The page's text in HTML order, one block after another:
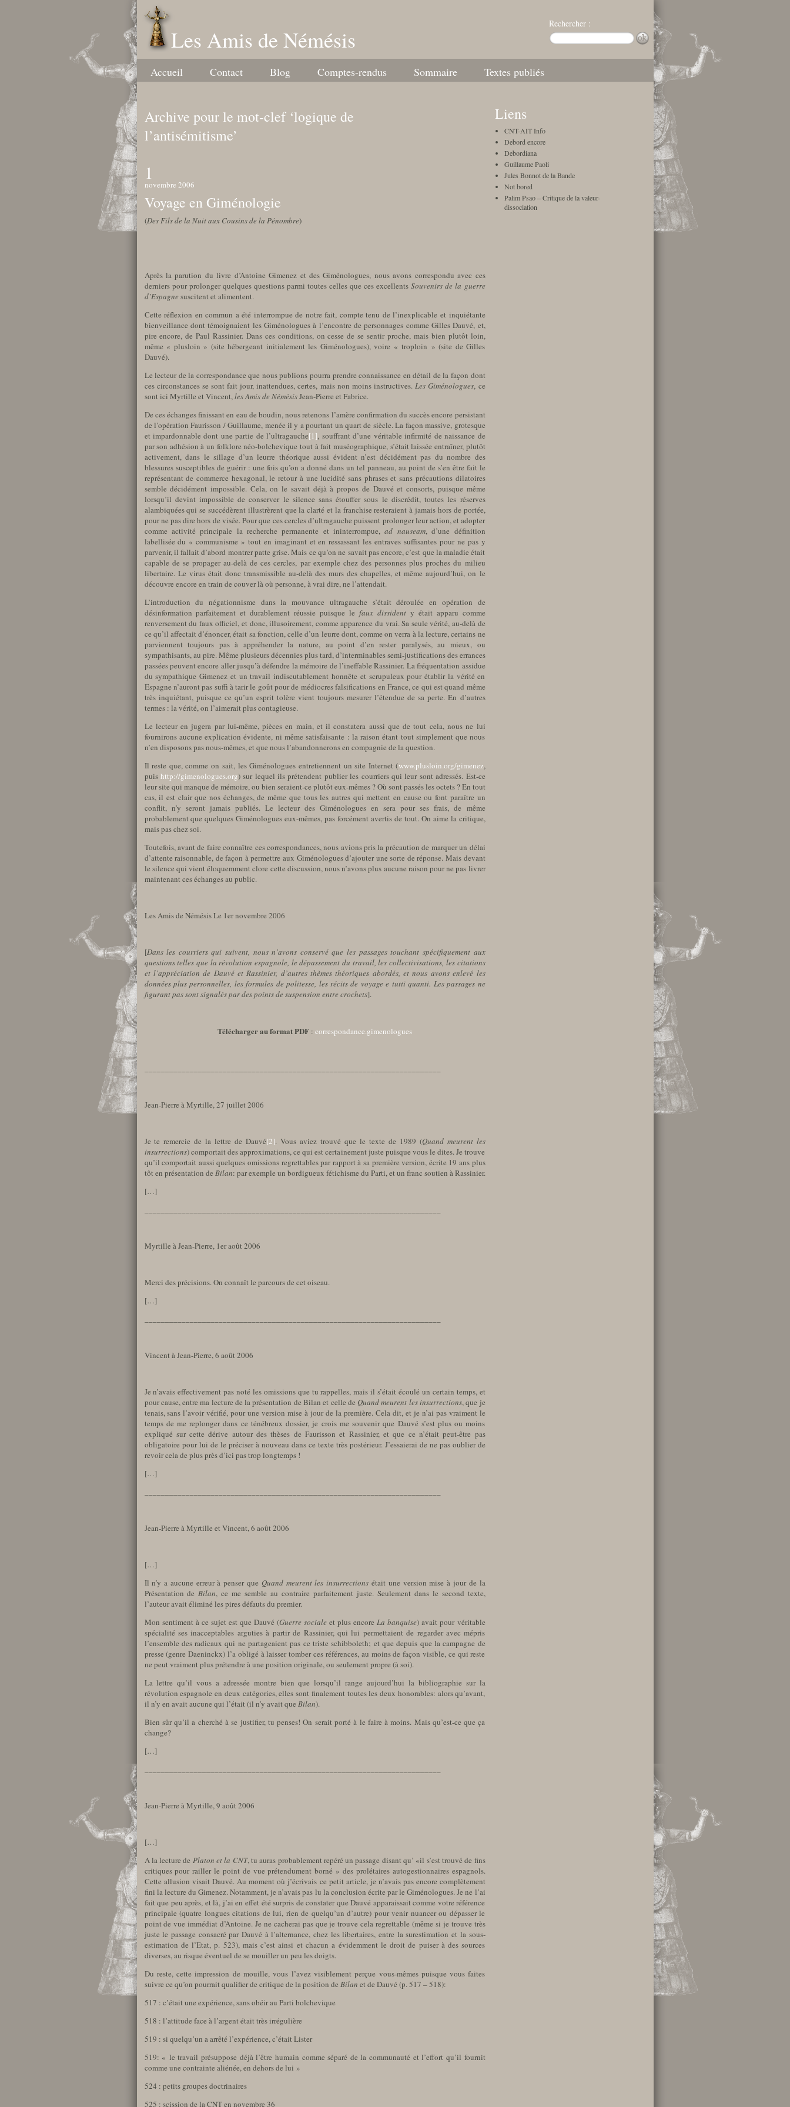
Les Amis de Némésis
Rechercher :
Accueil Contact Blog Comptes-rendus Sommaire Textes publiés
Archive pour le mot-clef ‘logique de
l’antisémitisme’
1
novembre 2006
Voyage en Giménologie
(Des Fils de la Nuit aux Cousins de la Pénombre)
Après la parution du livre d’Antoine Gimenez et des Giménologues, nous avons correspondu avec ces
derniers pour prolonger quelques questions parmi toutes celles que ces excellentsSouvenirs de la guerre
d’Espagne suscitent et alimentent.
Cette réflexion en commun a été interrompue de notre fait, compte tenu de l’inexplicable et inquiétante
bienveillance dont témoignaient les Giménologues à l’encontre de personnages comme Gilles Dauvé, et,
pire encore, de Paul Rassinier. Dans ces conditions, on cesse de se sentir proche, mais bien plutôt loin,
même « plusloin » (site hébergeant initialement les Giménologues), voire « troploin » (site de Gilles
Dauvé).
Le lecteur de la correspondance que nous publions pourra prendre connaissance en détail de la façon dont
ces circonstances se sont fait jour, inattendues, certes, mais non moins instructives.Les Giménologues, ce
sont ici Myrtille et Vincent,les Amis de NémésisJean-Pierre et Fabrice.
De ces échanges finissant en eau de boudin, nous retenons l’amère confirmation du succès encore persistant
de l’opération Faurisson / Guillaume, menée il y a pourtant un quart de siècle. La façon massive, grotesque
et impardonnable dont une partie de l’ultragauche[1], souffrant d’une véritable infirmité de naissance de
par son adhésion à un folklore néo-bolchevique tout à fait muséographique, s’était laissée entraîner, plutôt
activement, dans le sillage d’un leurre théorique aussi évident n’est décidément pas du nombre des
blessures susceptibles de guérir : une fois qu’on a donné dans un tel panneau, au point de s’en être fait le
représentant de commerce hexagonal, le retour à une lucidité sans phrases et sans précautions dilatoires
semble décidément impossible. Cela, on le savait déjà à propos de Dauvé et consorts, puisque même
lorsqu’il devint impossible de conserver le silence sans étouffer sous le discrédit, toutes les réserves
alambiquées qui se succédèrent illustrèrent que la clarté et la franchise resteraient à jamais hors de portée,
pour ne pas dire hors de visée. Pour que ces cercles d’ultragauche puissent prolonger leur action, et adopter
comme activité principale la recherche permanente et ininterrompue,ad nauseam, d’une définition
labellisée du « communisme » tout en imaginant et en ressassant les entraves suffisantes pour ne pas y
parvenir, il fallait d’abord montrer patte grise. Mais ce qu’on ne savait pas encore, c’est que la maladie était
capable de se propager au-delà de ces cercles, par exemple chez des personnes plus proches du milieu
libertaire. Le virus était donc transmissible au-delà des murs des chapelles, et même aujourd’hui, on le
découvre encore en train de couver là où personne, à vrai dire, ne l’attendait.
L’introduction du négationnisme dans la mouvance ultragauche s’était déroulée en opération de
désinformation parfaitement et durablement réussie puisque le faux dissidenty était apparu comme
renversement du faux officiel, et donc, illusoirement, comme apparence du vrai. Sa seule vérité, au-delà de
ce qu’il affectait d’énoncer, était sa fonction, celle d’un leurre dont, comme on verra à la lecture, certains ne
parviennent toujours pas à appréhender la nature, au point d’en rester paralysés, au mieux, ou
sympathisants, au pire. Même plusieurs décennies plus tard, d’interminables semi-justifications des errances
passées peuvent encore aller jusqu’à défendre la mémoire de l’ineffable Rassinier. La fréquentation assidue
du sympathique Gimenez et un travail indiscutablement honnête et scrupuleux pour établir la vérité en
Espagne n’auront pas suffi à tarir le goût pour de médiocres falsifications en France, ce qui est quand même
très inquiétant, puisque ce qu’un esprit tolère vient toujours mesurer l’étendue de sa perte. En d’autres
termes : la vérité, on l’aimerait plus contagieuse.
Le lecteur en jugera par lui-même, pièces en main, et il constatera aussi que de tout cela, nous ne lui
fournirons aucune explication évidente, ni même satisfaisante : la raison étant tout simplement que nous
n’en disposons pas nous-mêmes, et que nous l’abandonnerons en compagnie de la question.
Il reste que, comme on sait, les Giménologues entretiennent un site Internet (www.plusloin.org/gimenez,
puis http://gimenologues.org) sur lequel ils prétendent publier les courriers qui leur sont adressés. Est-ce
leur site qui manque de mémoire, ou bien seraient-ce plutôt eux-mêmes ? Où sont passés les octets ? En tout
cas, il est clair que nos échanges, de même que tous les autres qui mettent en cause ou font paraître un
conflit, n’y seront jamais publiés. Le lecteur des Giménologues en sera pour ses frais, de même
probablement que quelques Giménologues eux-mêmes, pas forcément avertis de tout. On aime la critique,
mais pas chez soi.
Toutefois, avant de faire connaître ces correspondances, nous avions pris la précaution de marquer un délai
d’attente raisonnable, de façon à permettre aux Giménologues d’ajouter une sorte de réponse. Mais devant
le silence qui vient éloquemment clore cette discussion, nous n’avons plus aucune raison pour ne pas livrer
maintenant ces échanges au public.
Les Amis de Némésis Le 1er novembre 2006
[Dans les courriers qui suivent, nous n’avons conservé que les passages touchant spécifiquement aux
questions telles que la révolution espagnole, le dépassement du travail, les collectivisations, les citations
et l’appréciation de Dauvé et Rassinier, d’autres thèmes théoriques abordés, et nous avons enlevé les
données plus personnelles, les formules de politesse, les récits de voyage e tutti quanti. Les passages ne
figurant pas sont signalés par des points de suspension entre crochets].
Télécharger au format PDF : correspondance.gimenologues
Jean-Pierre à Myrtille, 27 juillet 2006
Je te remercie de la lettre de Dauvé[2]. Vous aviez trouvé que le texte de 1989 (Quand meurent les
insurrections) comportait des approximations, ce qui est certainement juste puisque vous le dites. Je trouve
qu’il comportait aussi quelques omissions regrettables par rapport à sa première version, écrite 19 ans plus
tôt en présentation de Bilan: par exemple un bordigueux fétichisme du Parti, et un franc soutien à Rassinier.
[…]
Myrtille à Jean-Pierre, 1er août 2006
Merci des précisions. On connaît le parcours de cet oiseau.
[…]
Vincent à Jean-Pierre, 6 août 2006
Je n’avais effectivement pas noté les omissions que tu rappelles, mais il s’était écoulé un certain temps, et
pour cause, entre ma lecture de la présentation de Bilan et celle deQuand meurent les insurrections, que je
tenais, sans l’avoir vérifié, pour une version mise à jour de la première. Cela dit, et je n’ai pas vraiment le
temps de me replonger dans ce ténébreux dossier, je crois me souvenir que Dauvé s’est plus ou moins
expliqué sur cette dérive autour des thèses de Faurisson et Rassinier, et que ce n’était peut-être pas
obligatoire pour lui de le préciser à nouveau dans ce texte très postérieur. J’essaierai de ne pas oublier de
revoir cela de plus près d’ici pas trop longtemps !
[…]
Jean-Pierre à Myrtille et Vincent, 6 août 2006
[…]
Il n’y a aucune erreur à penser que Quand meurent les insurrections était une version mise à jour de la
Présentation deBilan, ce me semble au contraire parfaitement juste. Seulement dans le second texte,
l’auteur avait éliminé les pires défauts du premier.
Mon sentiment à ce sujet est que Dauvé (Guerre sociale et plus encoreLa banquise) avait pour véritable
spécialité ses inacceptables arguties à partir de Rassinier, qui lui permettaient de regarder avec mépris
l’ensemble des radicaux qui ne partageaient pas ce triste schibboleth; et que depuis que la campagne de
presse (genre Daeninckx) l’a obligé à laisser tomber ces références, au moins de façon visible, ce qui reste
ne peut vraiment plus prétendre à une position originale, ou seulement propre (à soi).
La lettre qu’il vous a adressée montre bien que lorsqu’il range aujourd’hui la bibliographie sur la
révolution espagnole en deux catégories, elles sont finalement toutes les deux honorables: alors qu’avant,
il n’y en avait aucune qui l’était (il n’y avait que Bilan).
Bien sûr qu’il a cherché à se justifier, tu penses! On serait porté à le faire à moins. Mais qu’est-ce que ça
change?
[…]
Jean-Pierre à Myrtille, 9 août 2006
[…]
A la lecture de Platon et la CNT, tu auras probablement repéré un passage disant qu’ «il s’est trouvé de fins
critiques pour railler le point de vue prétendument borné » des prolétaires autogestionnaires espagnols.
Cette allusion visait Dauvé. Au moment où j’écrivais ce petit article, je n’avais pas encore complètement
fini la lecture du Gimenez. Notamment, je n’avais pas lu la conclusion écrite par le Giménologues. Je ne l’ai
fait que peu après, et là, j’ai en effet été surpris de constater que Dauvé apparaissait comme votre référence
principale (quatre longues citations de lui, rien de quelqu’un d’autre) pour venir nuancer ou dépasser le
point de vue immédiat d’Antoine. Je ne cacherai pas que je trouve cela regrettable (même si je trouve très
juste le passage consacré par Dauvé à l’alternance, chez les libertaires, entre la surestimation et la sous-
estimation de l’Etat, p. 523), mais c’est ainsi et chacun a évidemment le droit de puiser à des sources
diverses, au risque éventuel de se mouiller un peu les doigts.
Du reste, cette impression de mouille, vous l’avez visiblement perçue vous-mêmes puisque vous faites
suivre ce qu’on pourrait qualifier de critique de la position de Bilan et de Dauvé (p. 517 – 518):
517 : c’était une expérience, sans obéir au Parti bolchevique
518 : l’attitude face à l’argent était très irrégulière
519 : si quelqu’un a arrêté l’expérience, c’était Lister
519: « le travail présuppose déjà l’être humain comme séparé de la communauté et l’effort qu’il fournit
comme une contrainte aliénée, en dehors de lui »
524 : petits groupes doctrinaires
525 : scission de la CNT en novembre 36
Liens
CNT-AIT Info
Debord encore
Debordiana
Guillaume Paoli
Jules Bonnot de la Bande
Not bored
Palim Psao – Critique de la valeur-
dissociation